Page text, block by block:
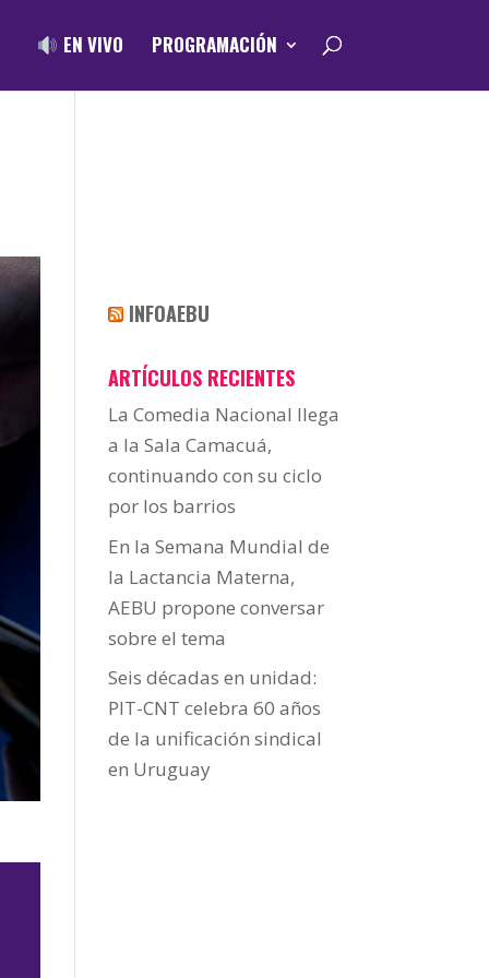
EN VIVO PROGRAMACIÓN
INFOAEBU
ARTÍCULOS RECIENTES
La Comedia Nacional llega
a la Sala Camacuá,
continuando con su ciclo
por los barrios
En la Semana Mundial de
la Lactancia Materna,
AEBU propone conversar
sobre el tema
Seis décadas en unidad:
PIT-CNT celebra 60 años
de la unificación sindical
en Uruguay